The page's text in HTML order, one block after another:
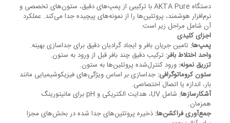
دستگاه AKTA Pure با ترکیبی از پمپ‌های دقیق، ستون‌های تخصصی و
نرم‌افزار هوشمند، پروتئین‌ها را از نمونه‌های پیچیده جدا می‌کند. عملکرد
آن شامل مراحل زیر است:
اجزای کلیدی
پمپ‌ها: تامین جریان بافر و ایجاد گرادیان دقیق برای جداسازی بهینه.
واحد اختلاط بافر: ترکیب دقیق چند بافر قبل از ورود به ستون.
تزریق نمونه: ورود کنترل‌شده پروتئین‌ها به ستون.
ستون کروماتوگرافی: جداسازی بر اساس ویژگی‌های فیزیکوشیمیایی مانند
بار، اندازه یا اتصال اختصاصی.
آشکارسازها:
شامل UV، هدایت الکتریکی و pH برای مانیتورینگ
همزمان.
جمع‌آوری فراکشن‌ها: ذخیره پروتئین‌های جدا شده در بخش‌های مجزا